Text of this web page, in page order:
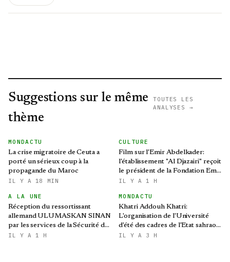
Suggestions sur le même
thème
TOUTES LES
ANALYSES →
MONDACTU
La crise migratoire de Ceuta a
porté un sérieux coup à la
propagande du Maroc
IL Y A 18 MIN
CULTURE
Film sur l'Emir Abdelkader:
l'établissement "Al Djazairi" reçoit
le président de la Fondation Emir
Abdelkader
IL Y A 1 H
A LA UNE
Réception du ressortissant
allemand ULUMASKAN SINAN
par les services de la Sécurité de
l’Armée
IL Y A 1 H
MONDACTU
Khatri Addouh Khatri:
L'organisation de l'Université
d'été des cadres de l'Etat sahraoui
revêt une grande importance
IL Y A 3 H